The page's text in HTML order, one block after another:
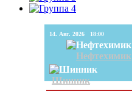
14. Авг. 2026 18:00
Нефтехимик
Шинник